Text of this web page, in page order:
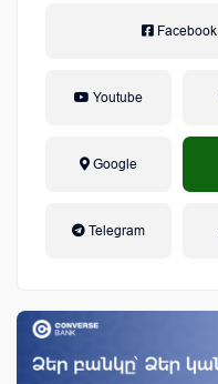
Facebook
Youtube
Google
Telegram